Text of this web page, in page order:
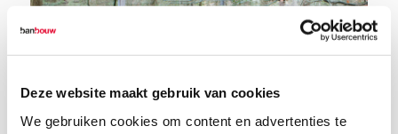
Deze website maakt gebruik van cookies
We gebruiken cookies om content en advertenties te